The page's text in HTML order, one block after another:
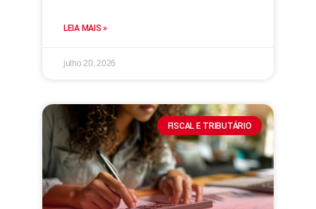
LEIA MAIS »
julho 20, 2026
FISCAL E TRIBUTÁRIO